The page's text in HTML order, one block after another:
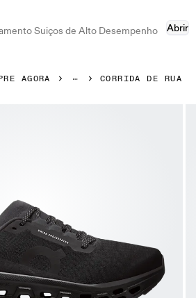
Suiços de Alto Desempenho
Abrir
AGORA CORRIDA DE RUA